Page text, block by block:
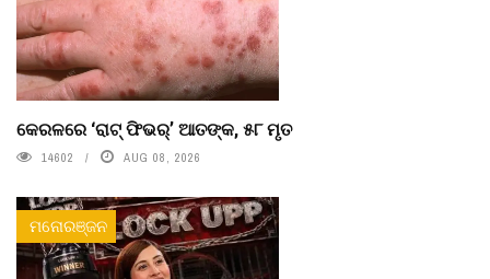
କେରଳରେ ‘ରାଟ୍ ଫିଭର୍’ ଆତଙ୍କ, ୫୮ ମୃତ
14602 AUG 08, 2026
ମନୋରଞ୍ଜନ